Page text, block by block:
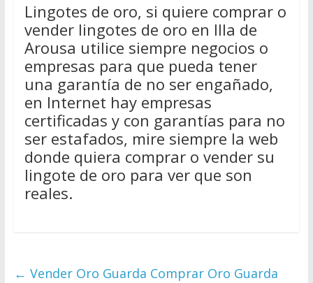
Lingotes de oro, si quiere comprar o
vender lingotes de oro en Illa de
Arousa utilice siempre negocios o
empresas para que pueda tener
una garantía de no ser engañado,
en Internet hay empresas
certificadas y con garantías para no
ser estafados, mire siempre la web
donde quiera comprar o vender su
lingote de oro para ver que son
reales.
← Vender Oro Guarda Comprar Oro Guarda